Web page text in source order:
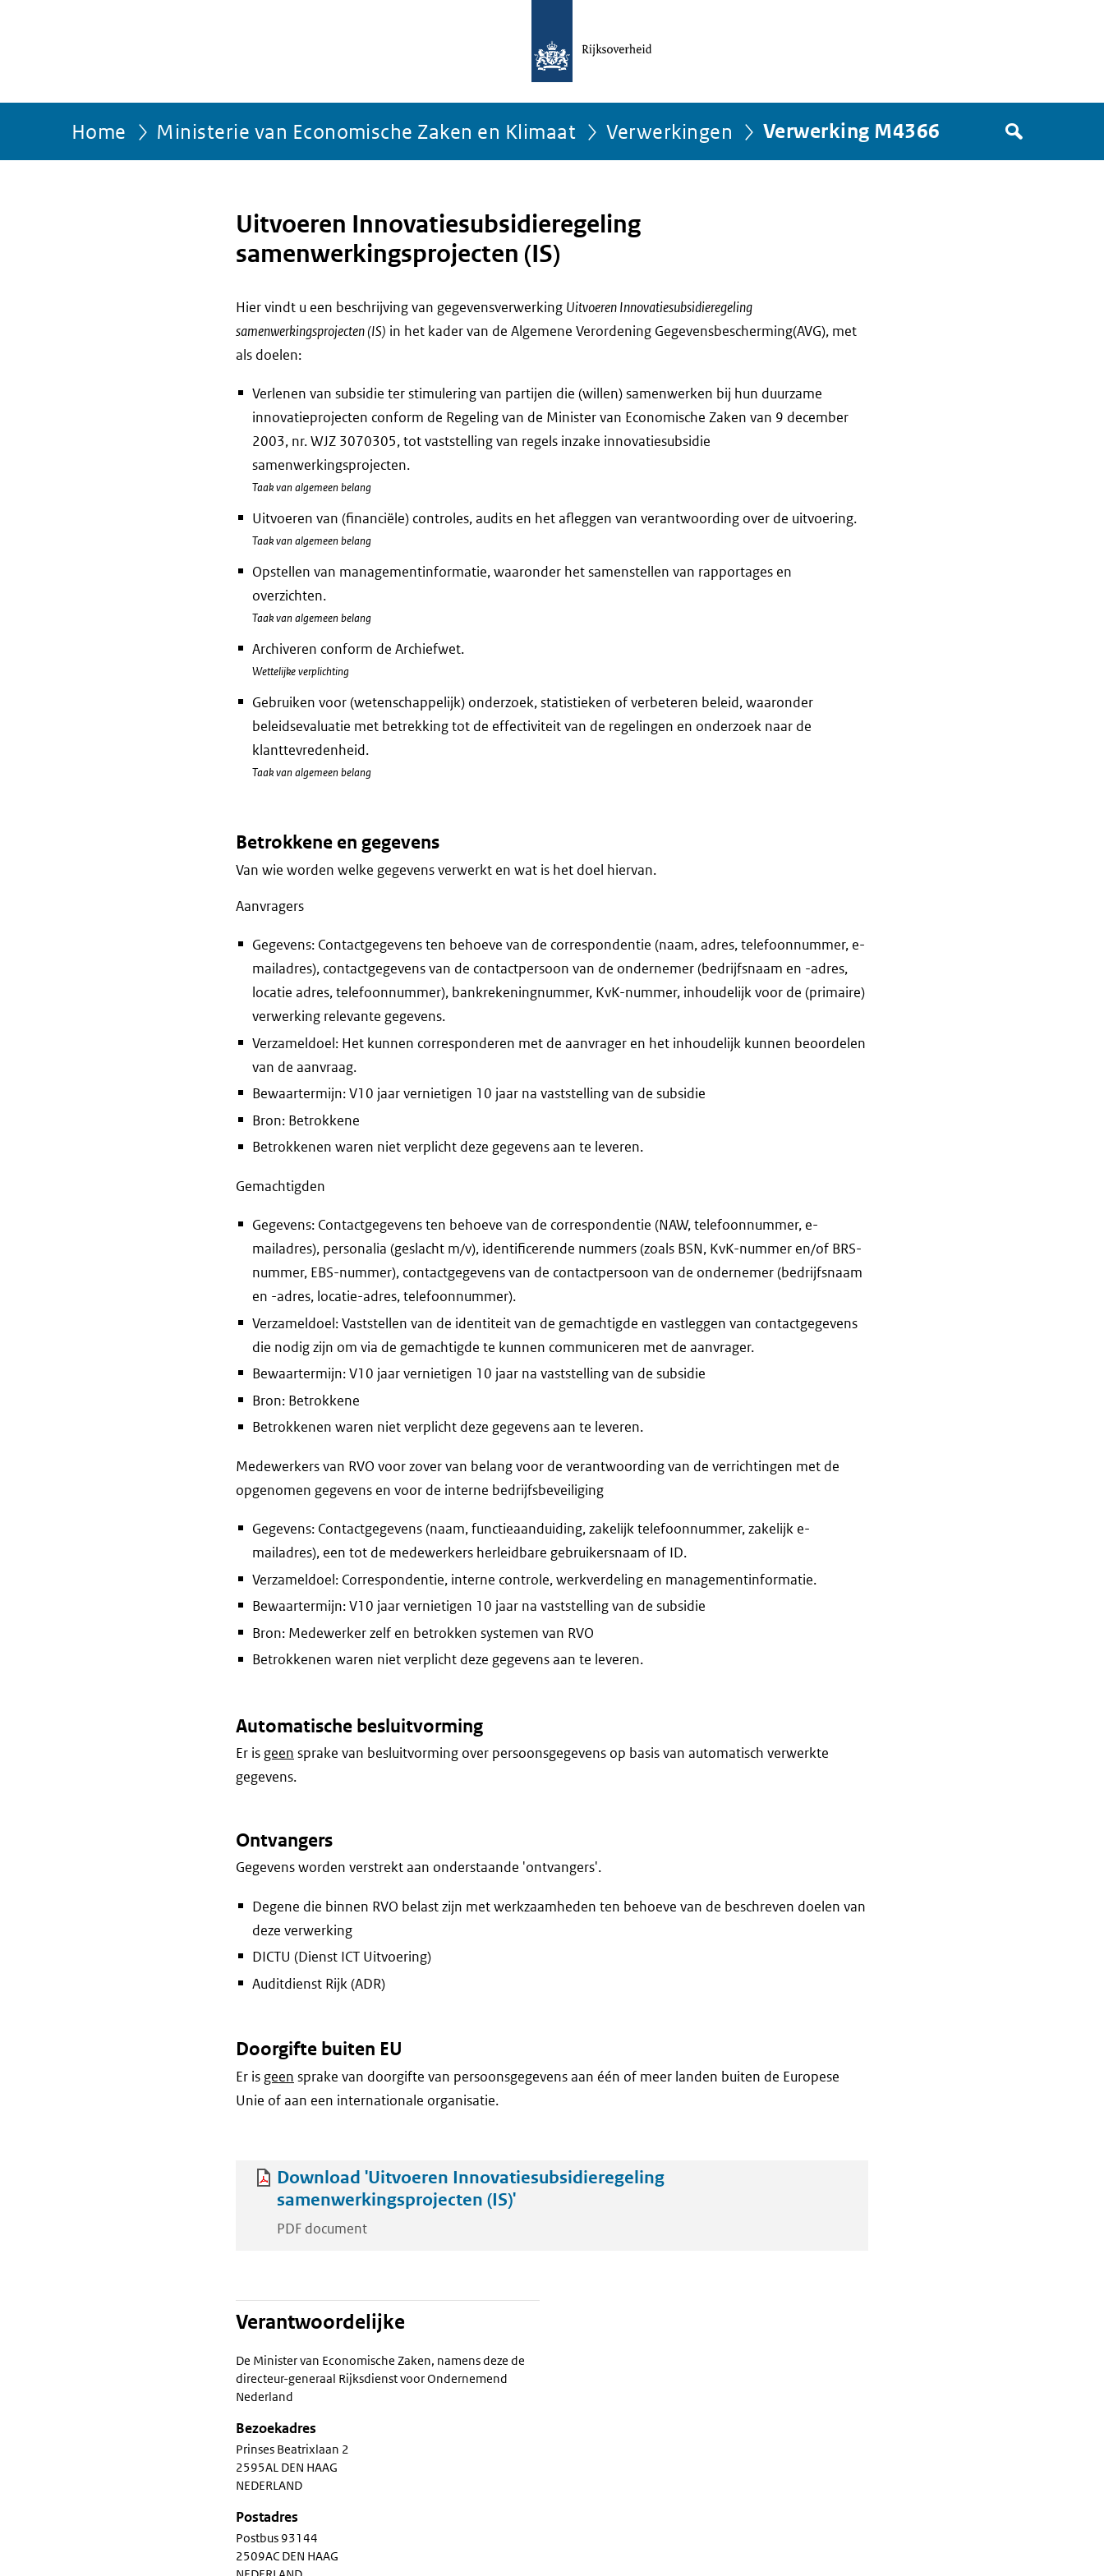
Home Ministerie van Economische Zaken en Klimaat Verwerkingen Verwerking M4366
Zoek
in
het
Uitvoeren Innovatiesubsidieregeling
samenwerkingsprojecten (IS)
Hier vindt u een beschrijving van gegevensverwerking Uitvoeren Innovatiesubsidieregeling
samenwerkingsprojecten (IS) in het kader van de Algemene Verordening Gegevensbescherming(AVG), met
als doelen:
Verlenen van subsidie ter stimulering van partijen die (willen) samenwerken bij hun duurzame
innovatieprojecten conform de Regeling van de Minister van Economische Zaken van 9 december
2003, nr. WJZ 3070305, tot vaststelling van regels inzake innovatiesubsidie
samenwerkingsprojecten.
Taak van algemeen belang
Uitvoeren van (financiële) controles, audits en het afleggen van verantwoording over de uitvoering.
Taak van algemeen belang
Opstellen van managementinformatie, waaronder het samenstellen van rapportages en
overzichten.
Taak van algemeen belang
Archiveren conform de Archiefwet.
Wettelijke verplichting
Gebruiken voor (wetenschappelijk) onderzoek, statistieken of verbeteren beleid, waaronder
beleidsevaluatie met betrekking tot de effectiviteit van de regelingen en onderzoek naar de
klanttevredenheid.
Taak van algemeen belang
Betrokkene en gegevens
Van wie worden welke gegevens verwerkt en wat is het doel hiervan.
Aanvragers
Gegevens: Contactgegevens ten behoeve van de correspondentie (naam, adres, telefoonnummer, e-
mailadres), contactgegevens van de contactpersoon van de ondernemer (bedrijfsnaam en -adres,
locatie adres, telefoonnummer), bankrekeningnummer, KvK-nummer, inhoudelijk voor de (primaire)
verwerking relevante gegevens.
Verzameldoel: Het kunnen corresponderen met de aanvrager en het inhoudelijk kunnen beoordelen
van de aanvraag.
Bewaartermijn: V10 jaar vernietigen 10 jaar na vaststelling van de subsidie
Bron: Betrokkene
Betrokkenen waren niet verplicht deze gegevens aan te leveren.
Gemachtigden
Gegevens: Contactgegevens ten behoeve van de correspondentie (NAW, telefoonnummer, e-
mailadres), personalia (geslacht m/v), identificerende nummers (zoals BSN, KvK-nummer en/of BRS-
nummer, EBS-nummer), contactgegevens van de contactpersoon van de ondernemer (bedrijfsnaam
en -adres, locatie-adres, telefoonnummer).
Verzameldoel: Vaststellen van de identiteit van de gemachtigde en vastleggen van contactgegevens
die nodig zijn om via de gemachtigde te kunnen communiceren met de aanvrager.
Bewaartermijn: V10 jaar vernietigen 10 jaar na vaststelling van de subsidie
Bron: Betrokkene
Betrokkenen waren niet verplicht deze gegevens aan te leveren.
Medewerkers van RVO voor zover van belang voor de verantwoording van de verrichtingen met de
opgenomen gegevens en voor de interne bedrijfsbeveiliging
Gegevens: Contactgegevens (naam, functieaanduiding, zakelijk telefoonnummer, zakelijk e-
mailadres), een tot de medewerkers herleidbare gebruikersnaam of ID.
Verzameldoel: Correspondentie, interne controle, werkverdeling en managementinformatie.
Bewaartermijn: V10 jaar vernietigen 10 jaar na vaststelling van de subsidie
Bron: Medewerker zelf en betrokken systemen van RVO
Betrokkenen waren niet verplicht deze gegevens aan te leveren.
Automatische besluitvorming
Er is geen sprake van besluitvorming over persoonsgegevens op basis van automatisch verwerkte
gegevens.
Ontvangers
Gegevens worden verstrekt aan onderstaande 'ontvangers'.
Degene die binnen RVO belast zijn met werkzaamheden ten behoeve van de beschreven doelen van
deze verwerking
DICTU (Dienst ICT Uitvoering)
Auditdienst Rijk (ADR)
Doorgifte buiten EU
Er is geen sprake van doorgifte van persoonsgegevens aan één of meer landen buiten de Europese
Unie of aan een internationale organisatie.
Download 'Uitvoeren Innovatiesubsidieregeling
samenwerkingsprojecten (IS)'
PDF document
Verantwoordelijke
De Minister van Economische Zaken, namens deze de
directeur-generaal Rijksdienst voor Ondernemend
Nederland
Bezoekadres
Prinses Beatrixlaan 2
2595AL DEN HAAG
NEDERLAND
Postadres
Postbus 93144
2509AC DEN HAAG